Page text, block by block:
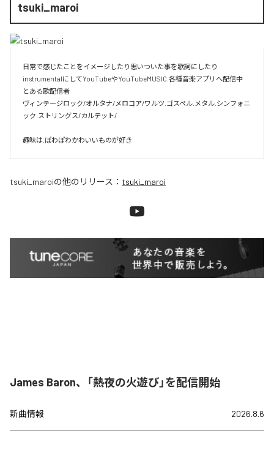
tsuki_maroi
日常で感じたことをイメージしたり思いついた事を歌詞にしたり
instrumentalにしてYouTubeやYouTubeMUSIC.各種音楽アプリへ配信中
とある歌配信者
ヴィンテージロック/オルタナ/メロコア/ワルツ.ゴスペル.メタル.シンフォニ
ック.ストリングス/カルテット/
趣味は.ぽわぽわかわいいものが好き
tsuki_maroiの他のリリース： tsuki_maroi
James Baron、「熱夜の火遊び」を配信開始
新曲情報 2026.8.6